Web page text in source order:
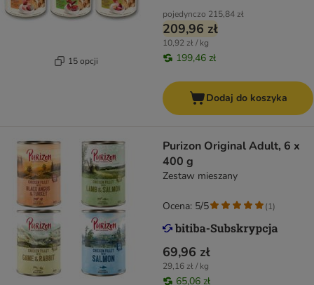
15 opcji
pojedynczo 215,84 zł
209,96 zł
10,92 zł / kg
199,46 zł
Dodaj do koszyka
Purizon Original Adult, 6 x
400 g
Zestaw mieszany
69,96 zł
29,16 zł / kg
65,06 zł
Ocena: 5/5 (1)